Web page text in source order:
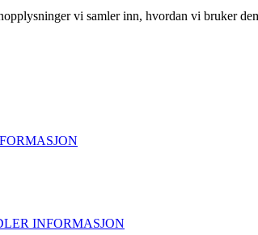
vi samler inn, hvordan vi bruker
INFORMASJON